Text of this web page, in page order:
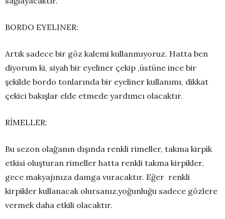
BORDO EYELINER:
Artık sadece bir göz kalemi kullanmıyoruz. Hatta ben
diyorum ki, siyah bir eyeliner çekip ,üstüne ince bir
şekilde bordo tonlarında bir eyeliner kullanımı, dikkat
çekici bakışlar elde etmede yardımcı olacaktır.
RİMELLER:
Bu sezon olağanın dışında renkli rimeller, takma kirpik
etkisi oluşturan rimeller hatta renkli takma kirpikler,
gece makyajınıza damga vuracaktır. Eğer renkli
kirpikler kullanacak olursanız,yoğunluğu sadece gözlere
vermek daha etkili olacaktır.